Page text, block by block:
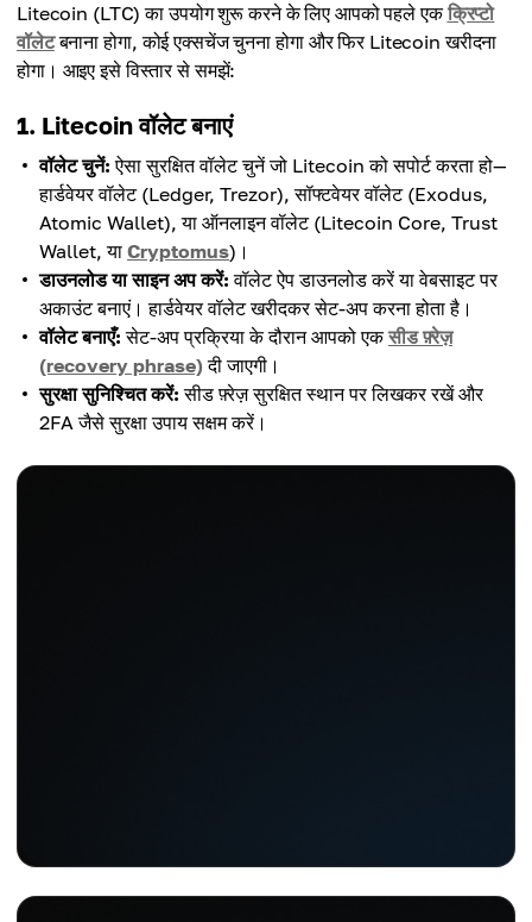
Litecoin (LTC) का उपयोग शुरू करने के लिए आपको पहले एकक्रिप्टो
वॉलेटबनाना होगा, कोई एक्सचेंज चुनना होगा और फिर Litecoin खरीदना
होगा। आइए इसे विस्तार से समझें:
1. Litecoin वॉलेट बनाएं
वॉलेट चुनें: ऐसा सुरक्षित वॉलेट चुनें जो Litecoin को सपोर्ट करता हो—
हार्डवेयर वॉलेट (Ledger, Trezor), सॉफ्टवेयर वॉलेट (Exodus,
Atomic Wallet), या ऑनलाइन वॉलेट (Litecoin Core, Trust
Wallet, या Cryptomus)।
डाउनलोड या साइन अप करें: वॉलेट ऐप डाउनलोड करें या वेबसाइट पर
अकाउंट बनाएं। हार्डवेयर वॉलेट खरीदकर सेट-अप करना होता है।
वॉलेट बनाएँ: सेट-अप प्रक्रिया के दौरान आपको एकसीड फ़्रेज़
(recovery phrase) दी जाएगी।
सुरक्षा सुनिश्चित करें: सीड फ़्रेज़ सुरक्षित स्थान पर लिखकर रखें और
2FA जैसे सुरक्षा उपाय सक्षम करें।